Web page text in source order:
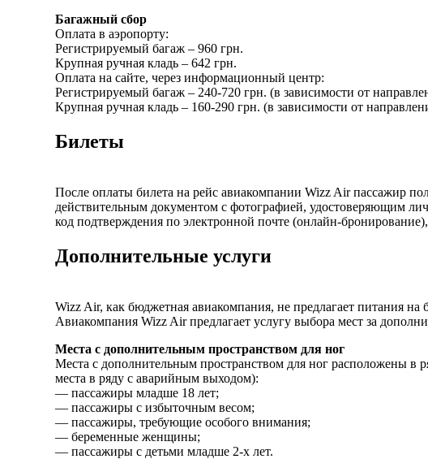
Багажный сбор
Оплата в аэропорту:
Регистрируемый багаж – 960 грн.
Крупная ручная кладь – 642 грн.
Оплата на сайте, через информационный центр:
Регистрируемый багаж – 240-720 грн. (в зависимости от
Крупная ручная кладь – 160-290 грн. (в зависимости от
Билеты
После оплаты билета на рейс авиакомпании Wizz Air пассажир
действительным документом с фотографией, удостоверяющим
код подтверждения по электронной почте (онлайн-
Дополнительные услуги
Wizz Air, как бюджетная авиакомпания, не предлагает питания на
Авиакомпания Wizz Air предлагает услугу выбора мест за
Места с дополнительным пространством для ног
Места с дополнительным пространством для ног расположены
места в ряду с аварийным выходом):
— пассажиры младше 18 лет;
— пассажиры с избыточным весом;
— пассажиры, требующие особого внимания;
— беременные женщины;
— пассажиры с детьми младше 2-х лет.